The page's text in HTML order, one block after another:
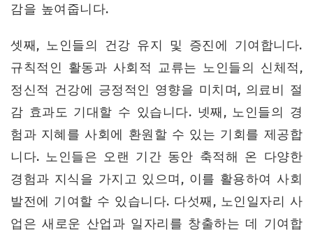
감을 높여줍니다.
셋째, 노인들의 건강 유지 및 증진에 기여합니다.
규칙적인 활동과 사회적 교류는 노인들의 신체적,
정신적 건강에 긍정적인 영향을 미치며, 의료비 절
감 효과도 기대할 수 있습니다. 넷째, 노인들의 경
험과 지혜를 사회에 환원할 수 있는 기회를 제공합
니다. 노인들은 오랜 기간 동안 축적해 온 다양한
경험과 지식을 가지고 있으며, 이를 활용하여 사회
발전에 기여할 수 있습니다. 다섯째, 노인일자리 사
업은 새로운 산업과 일자리를 창출하는 데 기여합